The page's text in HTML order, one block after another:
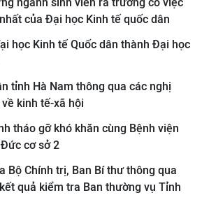
của Đại học Kinh tế quốc dân
học Kinh tế Quốc dân thành Đại học
tỉnh Hà Nam thông qua các nghị
kinh tế-xã hội
tháo gỡ khó khăn cùng Bệnh viện
cơ sở 2
Bộ Chính trị, Ban Bí thư thông qua
quả kiểm tra Ban thường vụ Tỉnh